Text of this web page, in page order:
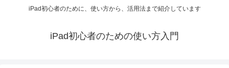
iPad初心者のために、使い方から、活用法まで紹介しています
iPad初心者のための使い方入門